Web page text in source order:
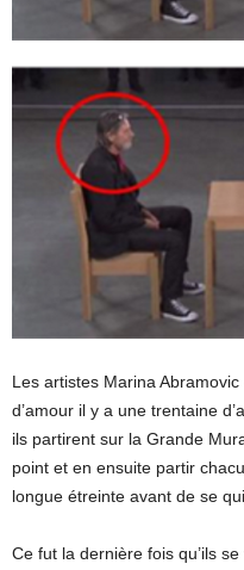
Les artistes Marina
d’amour il y a une trentaine
ils partirent sur la Grande
point et en ensuite partir
longue étreinte avant de se
Ce fut la dernière fois qu’ils